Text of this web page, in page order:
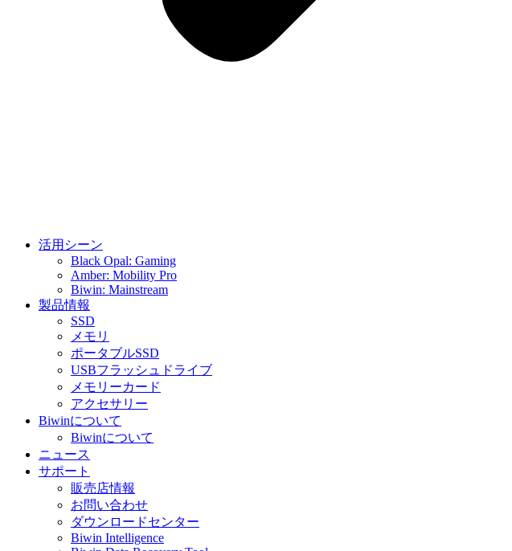
活用シーン
Black Opal: Gaming
Amber: Mobility Pro
Biwin: Mainstream
製品情報
SSD
メモリ
ポータブルSSD
USBフラッシュドライブ
メモリーカード
アクセサリー
Biwinについて
Biwinについて
ニュース
サポート
販売店情報
お問い合わせ
ダウンロードセンター
Biwin Intelligence